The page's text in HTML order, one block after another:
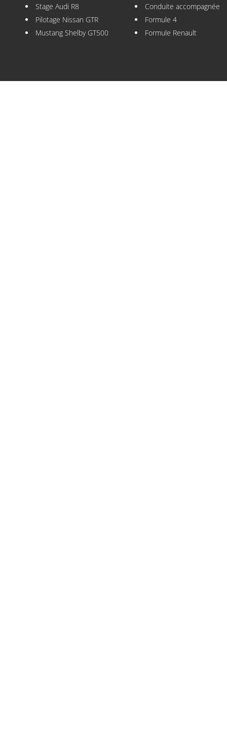
Stage Audi R8
Pilotage Nissan GTR
Mustang Shelby GT500
Conduite accompagnée
Formule 4
Formule Renault